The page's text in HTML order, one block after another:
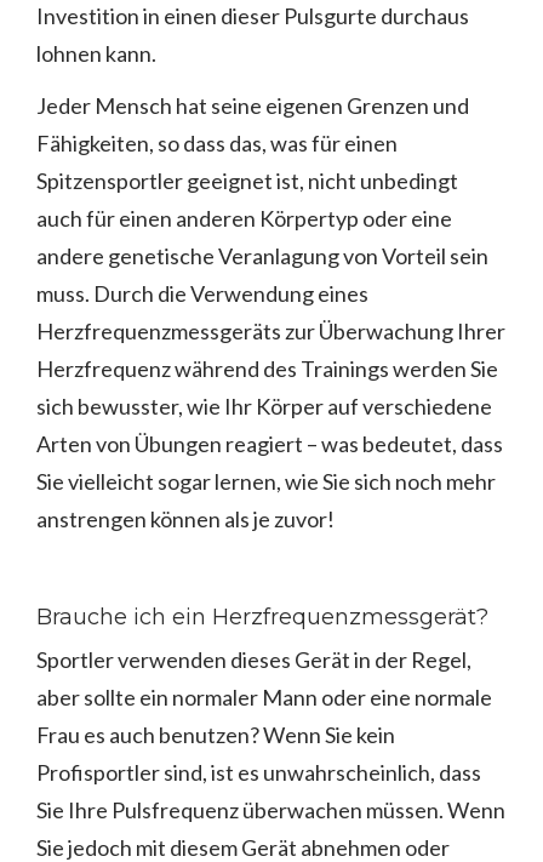
Investition in einen dieser Pulsgurte durchaus
lohnen kann.
Jeder Mensch hat seine eigenen Grenzen und
Fähigkeiten, so dass das, was für einen
Spitzensportler geeignet ist, nicht unbedingt
auch für einen anderen Körpertyp oder eine
andere genetische Veranlagung von Vorteil sein
muss. Durch die Verwendung eines
Herzfrequenzmessgeräts zur Überwachung Ihrer
Herzfrequenz während des Trainings werden Sie
sich bewusster, wie Ihr Körper auf verschiedene
Arten von Übungen reagiert – was bedeutet, dass
Sie vielleicht sogar lernen, wie Sie sich noch mehr
anstrengen können als je zuvor!
Brauche ich ein Herzfrequenzmessgerät?
Sportler verwenden dieses Gerät in der Regel,
aber sollte ein normaler Mann oder eine normale
Frau es auch benutzen? Wenn Sie kein
Profisportler sind, ist es unwahrscheinlich, dass
Sie Ihre Pulsfrequenz überwachen müssen. Wenn
Sie jedoch mit diesem Gerät abnehmen oder